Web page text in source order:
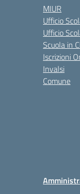
MIUR
Ufficio
Ufficio
Scuola in
Iscrizioni
Invalsi
Comune